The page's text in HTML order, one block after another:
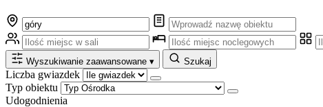
Wyszukiwanie zaawansowane ▾ Szukaj
Liczba gwiazdek
Typ obiektu
Udogodnienia